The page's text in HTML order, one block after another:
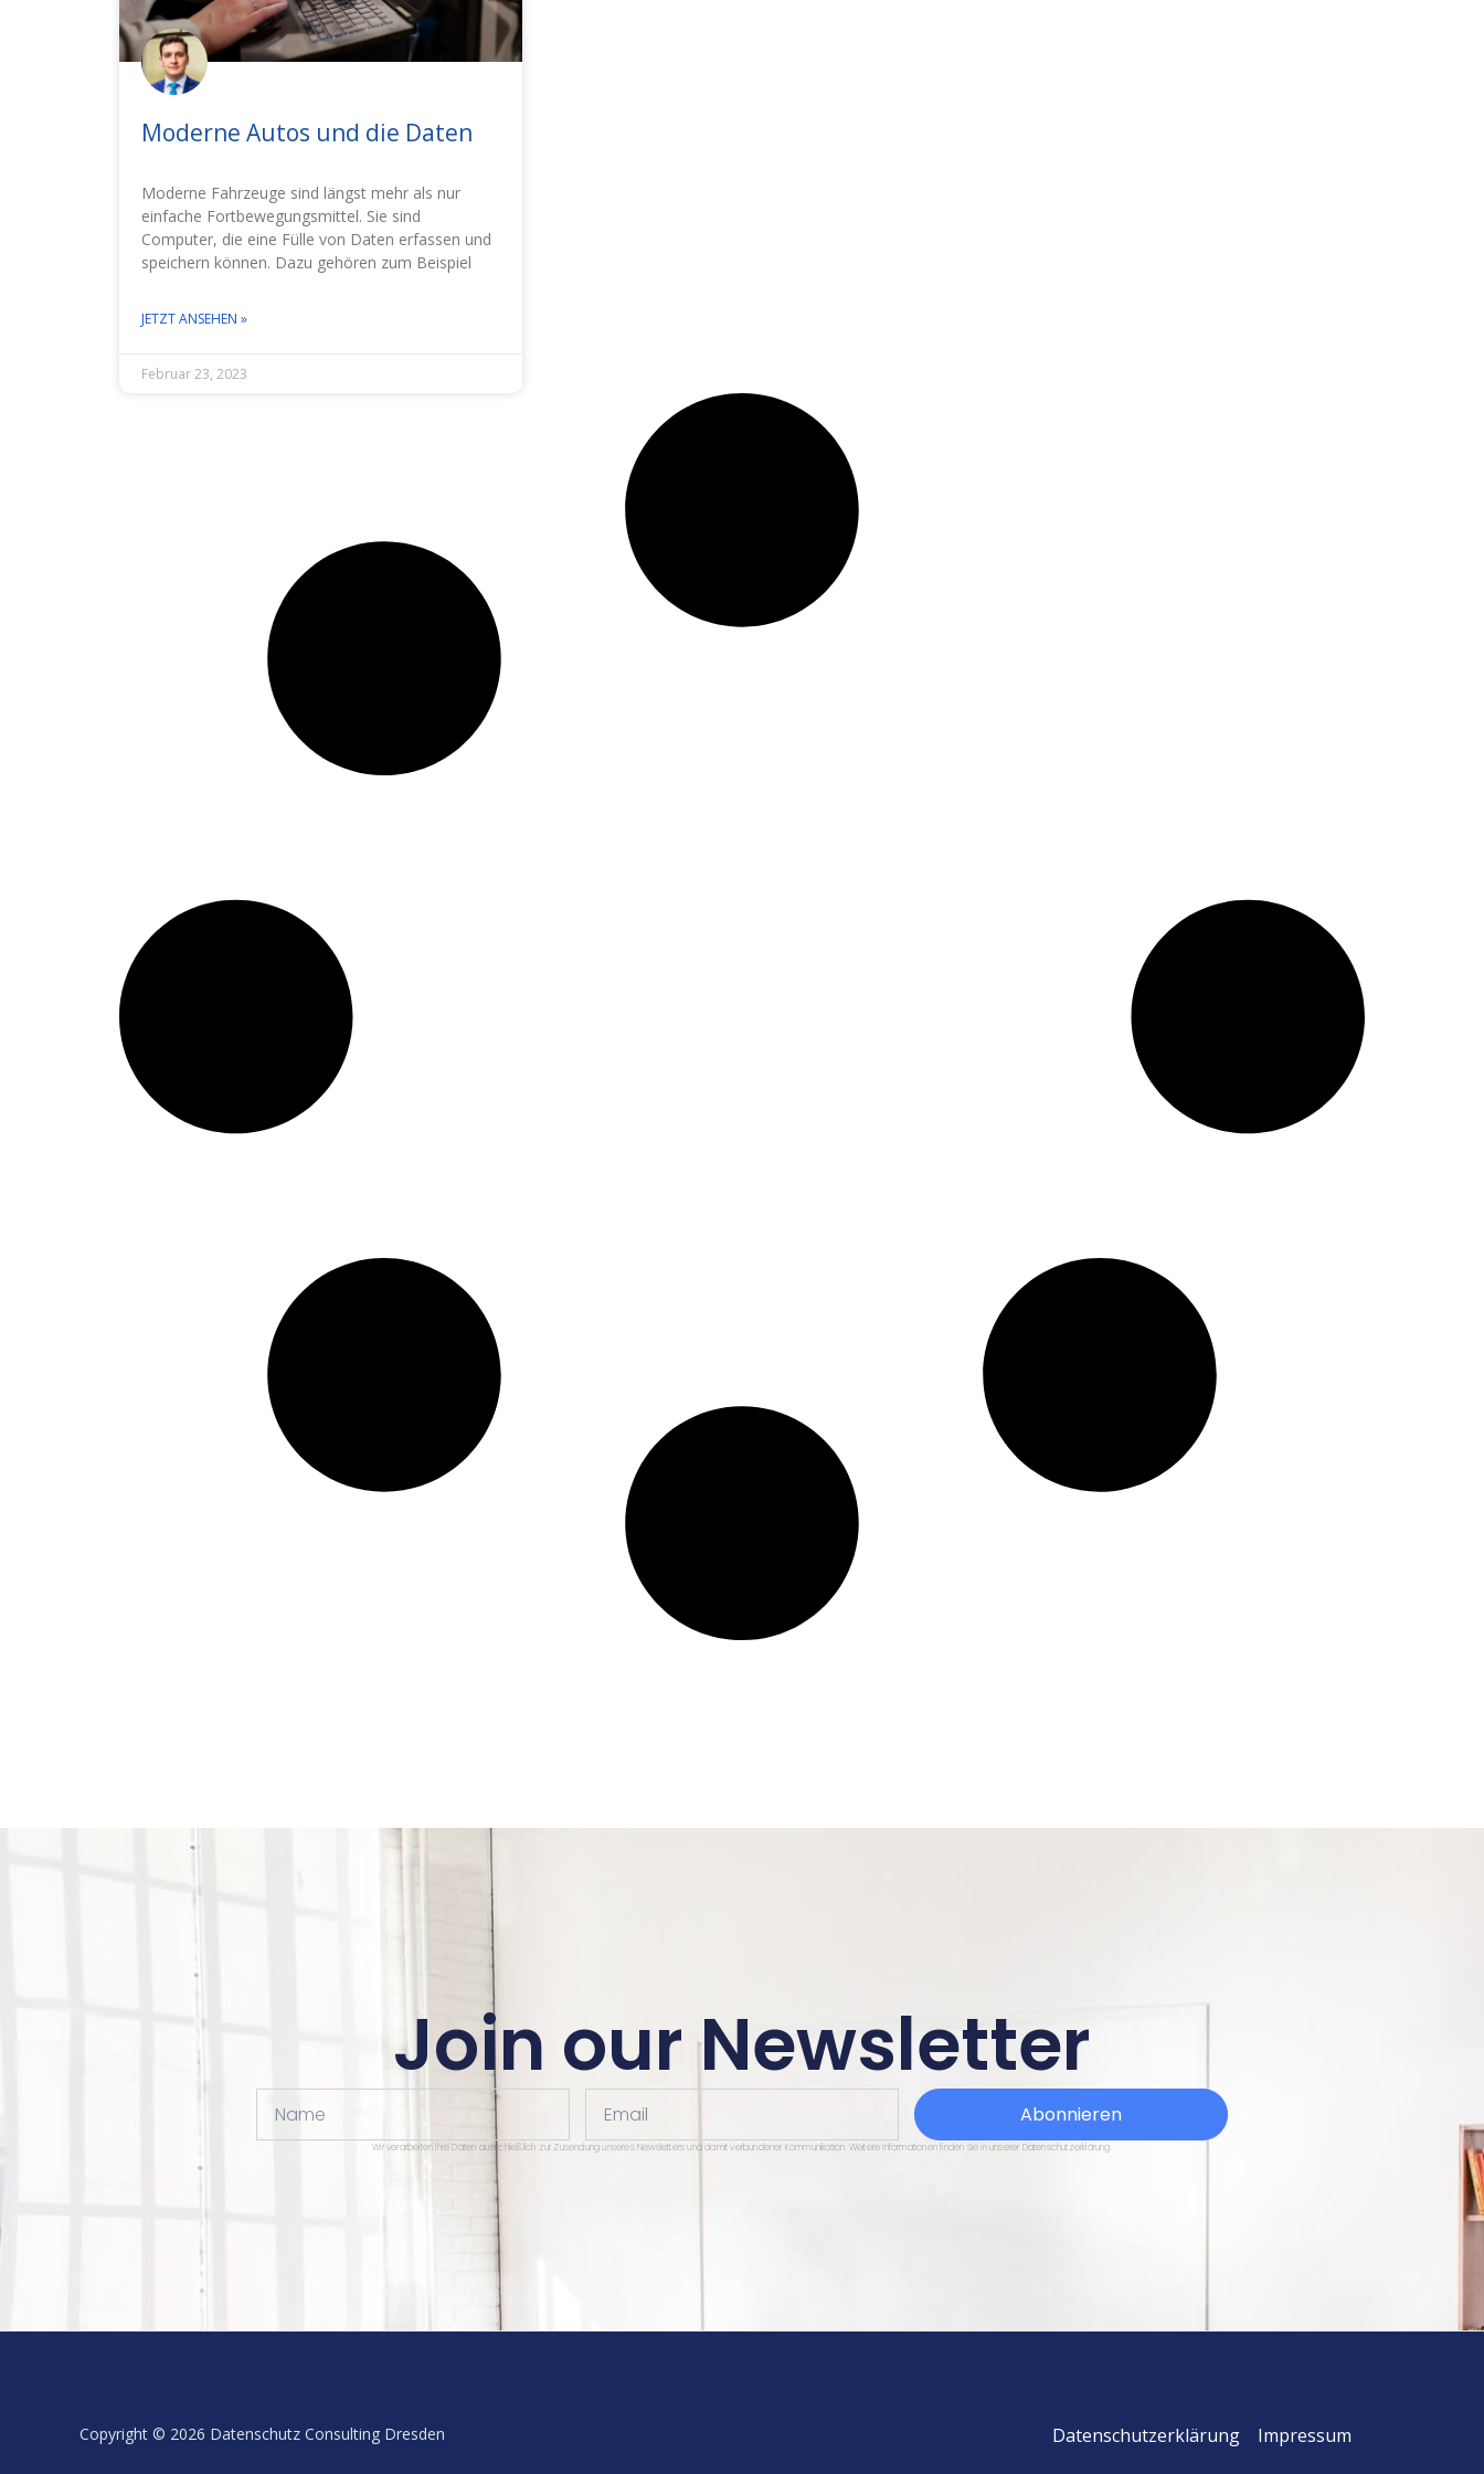
Moderne Autos und die Daten
Moderne Fahrzeuge sind längst mehr als nur
einfache Fortbewegungsmittel. Sie sind
Computer, die eine Fülle von Daten erfassen und
speichern können. Dazu gehören zum Beispiel
JETZT ANSEHEN »
Februar 23, 2023
Join our Newsletter
Name Email Abonnieren
Wir verarbeiten Ihre Daten ausschließlich zur Zusendung unseres Newsletters und damit verbundener Kommunikation. Weitere Informationen finden Sie in unserer Datenschutzerklärung.
Copyright © 2026 Datenschutz Consulting Dresden Datenschutzerklärung Impressum